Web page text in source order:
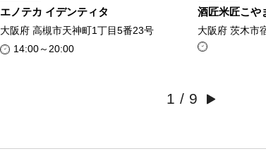
エノテカ イデンティタ
大阪府 高槻市天神町1丁目5番23号
14:00～20:00
酒匠米匠こや
大阪府 茨木市
1 / 9